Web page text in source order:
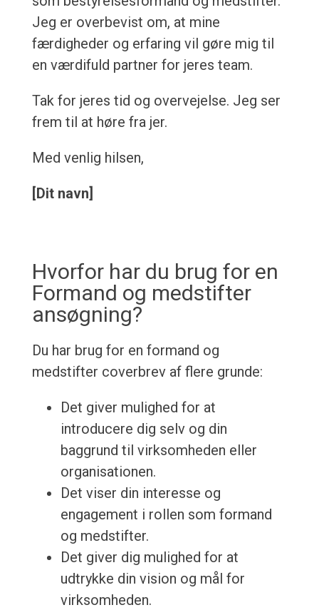
Jeg er overbevist om, at mine
færdigheder og erfaring vil gøre mig til
en værdifuld partner for jeres team.
Tak for jeres tid og overvejelse. Jeg ser
frem til at høre fra jer.
Med venlig hilsen,
[Dit navn]
Hvorfor har du brug for en
Formand og medstifter
ansøgning?
Du har brug for en formand og
medstifter coverbrev af flere grunde:
Det giver mulighed for at
introducere dig selv og din
baggrund til virksomheden eller
organisationen.
Det viser din interesse og
engagement i rollen som formand
og medstifter.
Det giver dig mulighed for at
udtrykke din vision og mål for
virksomheden.